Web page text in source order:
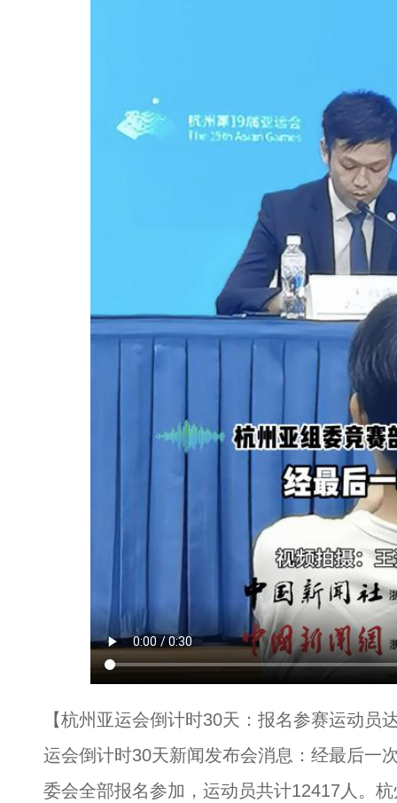
【杭州亚运会倒计时30天：报名参赛运动员
运会倒计时30天新闻发布会消息：经最后一
委会全部报名参加，运动员共计12417人。